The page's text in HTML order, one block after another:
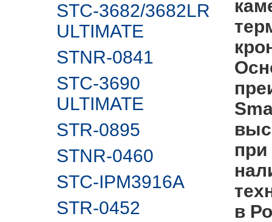
STC-3682/3682LR
ULTIMATE
STNR-0841
STC-3690
ULTIMATE
STR-0895
STNR-0460
STC-IPM3916A
STR-0452
при
в